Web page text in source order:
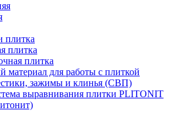
плитка
плитка
плитка
материал для работы с плиткой
зажимы и клинья (СВП)
выравнивания плитки PLITONIT